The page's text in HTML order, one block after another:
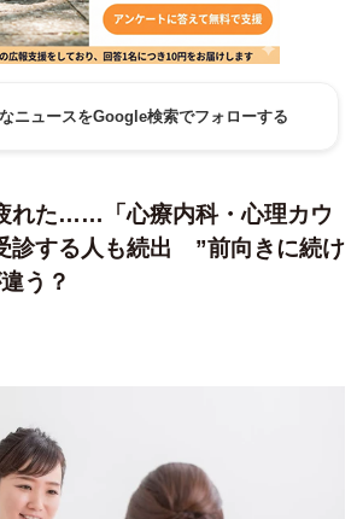
ニュースをGoogle検索でフォローする
れた……「心療内科・心理カウ
診する人も続出 ”前向きに続け
う？